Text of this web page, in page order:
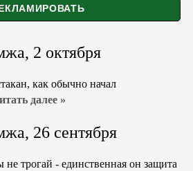
2 октября
как обычно начал
далее »
26 сентября
трогай - единственная он защита